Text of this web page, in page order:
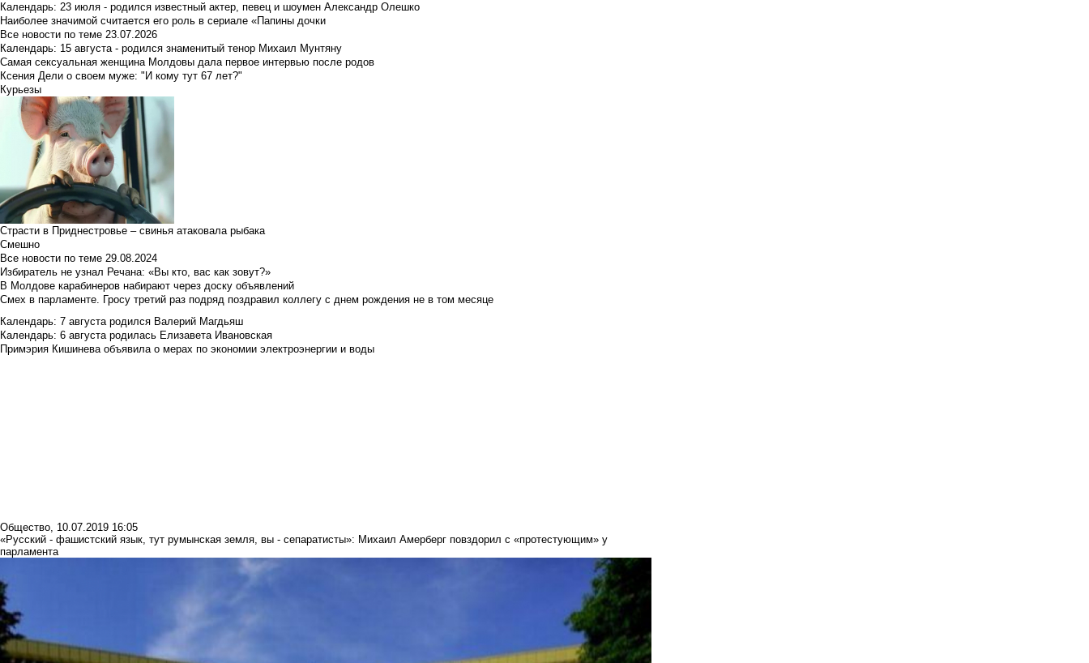
Календарь: 23 июля - родился известный актер, певец и шоумен Александр Олешко
Наиболее значимой считается его роль в сериале «Папины дочки
Все новости по теме 23.07.2026
Календарь: 15 августа - родился знаменитый тенор Михаил Мунтяну
Самая сексуальная женщина Молдовы дала первое интервью после родов
Ксения Дели о своем муже: "И кому тут 67 лет?"
Курьезы
Страсти в Приднестровье – свинья атаковала рыбака
Смешно
Все новости по теме 29.08.2024
Избиратель не узнал Речана: «Вы кто, вас как зовут?»
В Молдове карабинеров набирают через доску объявлений
Смех в парламенте. Гросу третий раз подряд поздравил коллегу с днем рождения не в том месяце
Календарь: 7 августа родился Валерий Магдьяш
Календарь: 6 августа родилась Елизавета Ивановская
Примэрия Кишинева объявила о мерах по экономии электроэнергии и воды
Общество, 10.07.2019 16:05
«Русский - фашистский язык, тут румынская земля, вы - сепаратисты»: Михаил Амерберг повздорил с «протестующим» у
парламента